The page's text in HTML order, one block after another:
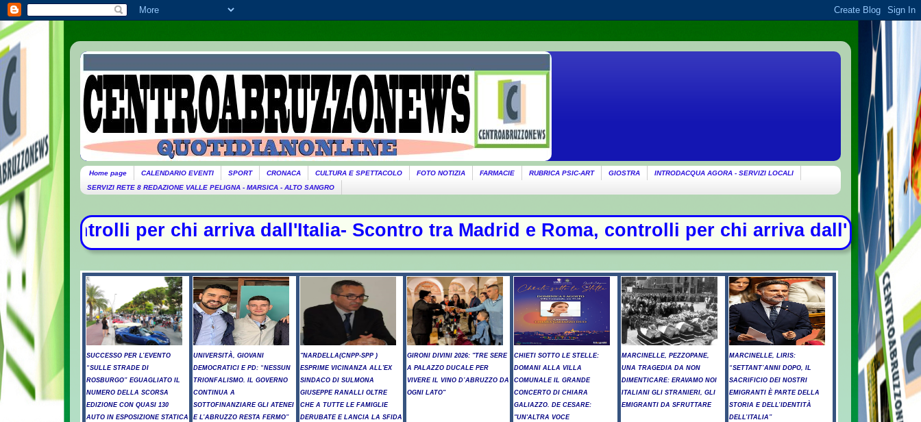
Home page CALENDARIO EVENTI SPORT CRONACA CULTURA E SPETTACOLO FOTO NOTIZIA FARMACIE RUBRICA PSIC-ART GIOSTRA
INTRODACQUA AGORA - SERVIZI LOCALI
SERVIZI RETE 8 REDAZIONE VALLE PELIGNA - MARSICA - ALTO SANGRO
arriva dall'Italia- Scontro tra Madrid e Roma, controlli per chi arriva dall'Italia - Litiga con i
SUCCESSO PER L’EVENTO
“SULLE STRADE DI
ROSBURGO” EGUAGLIATO IL
NUMERO DELLA SCORSA
EDIZIONE CON QUASI 130
AUTO IN ESPOSIZIONE STATICA
UNIVERSITÀ, GIOVANI
DEMOCRATICI E PD: “NESSUN
TRIONFALISMO. IL GOVERNO
CONTINUA A
SOTTOFINANZIARE GLI ATENEI
E L’ABRUZZO RESTA FERMO”
"NARDELLA(CNPP-SPP )
ESPRIME VICINANZA ALL'EX
SINDACO DI SULMONA
GIUSEPPE RANALLI OLTRE
CHE A TUTTE LE FAMIGLIE
DERUBATE E LANCIA LA SFIDA
GIRONI DIVINI 2026: "TRE SERE
A PALAZZO DUCALE PER
VIVERE IL VINO D’ABRUZZO DA
OGNI LATO"
CHIETI SOTTO LE STELLE:
DOMANI ALLA VILLA
COMUNALE IL GRANDE
CONCERTO DI CHIARA
GALIAZZO. DE CESARE:
"UN'ALTRA VOCE
MARCINELLE, PEZZOPANE,
UNA TRAGEDIA DA NON
DIMENTICARE: ERAVAMO NOI
ITALIANI GLI STRANIERI, GLI
EMIGRANTI DA SFRUTTARE
MARCINELLE, LIRIS:
“SETTANT’ANNI DOPO, IL
SACRIFICIO DEI NOSTRI
EMIGRANTI È PARTE DELLA
STORIA E DELL’IDENTITÀ
DELL’ITALIA”